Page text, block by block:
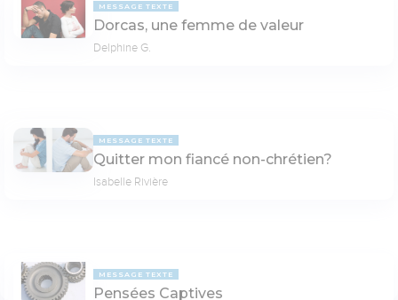
MESSAGE TEXTE
Dorcas, une femme de valeur
Delphine G.
MESSAGE TEXTE
Quitter mon fiancé non-chrétien?
Isabelle Rivière
MESSAGE TEXTE
Pensées Captives